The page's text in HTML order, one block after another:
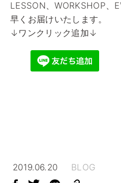
LESSON、WORKSHOP、
早くお届けいたします。
↓ワンクリック追加↓
2019.06.20 BLOG